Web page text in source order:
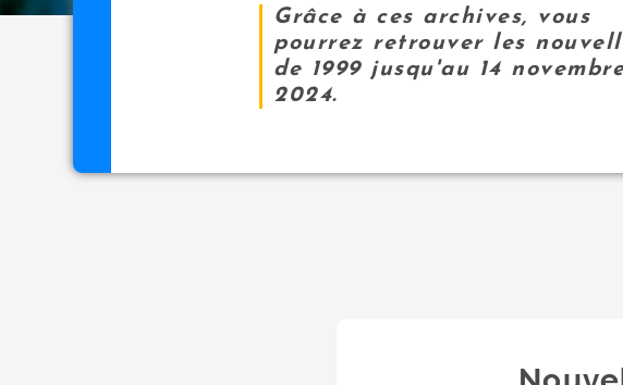
Grâce à ces archives, vous
pourrez retrouver les
de 1999 jusqu'au 14
2024.